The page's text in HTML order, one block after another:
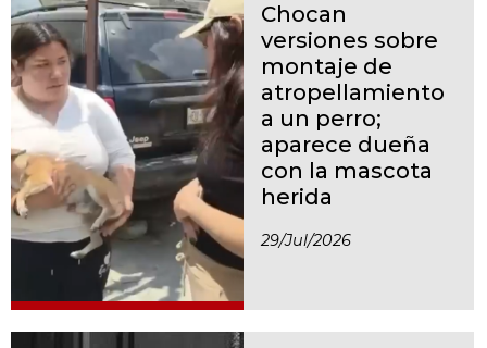
Chocan
versiones sobre
montaje de
atropellamiento
a un perro;
aparece dueña
con la mascota
herida
29/jul/2026